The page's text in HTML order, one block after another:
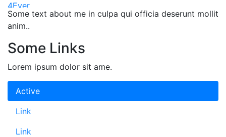
4Ever
Maxbike
Lapierre
KTM
Apache
Mayo
Superior
Kona
Pells
Tern
Volare
Some text about me in culpa qui officia deserunt mollit
anim..
Some Links
Lorem ipsum dolor sit ame.
Active
Link
Link